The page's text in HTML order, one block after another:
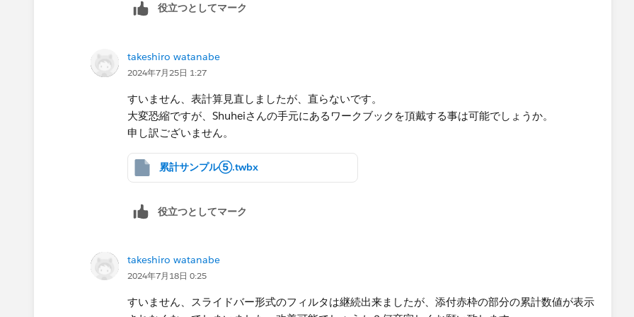
＞という式を考えましたが、エラーが出てしまい、他の方法でも上手くいきません。やり方が分か
役立つとしてマーク
takeshiro watanabe
2024年7月25日 1:27
すいません、表計算見直しましたが、直らないです。
大変恐縮ですが、Shuheiさんの手元にあるワークブックを頂戴する事は可能でしょうか。
申し訳ございません。
累計サンプル⑤.twbx
役立つとしてマーク
takeshiro watanabe
2024年7月18日 0:25
すいません、スライドバー形式のフィルタは継続出来ましたが、添付赤枠の部分の累計数値が表示